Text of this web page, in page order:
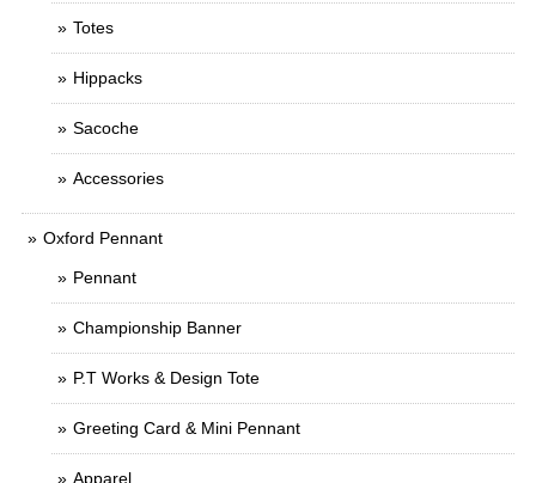
Totes
Hippacks
Sacoche
Accessories
Oxford Pennant
Pennant
Championship Banner
P.T Works & Design Tote
Greeting Card & Mini Pennant
Apparel